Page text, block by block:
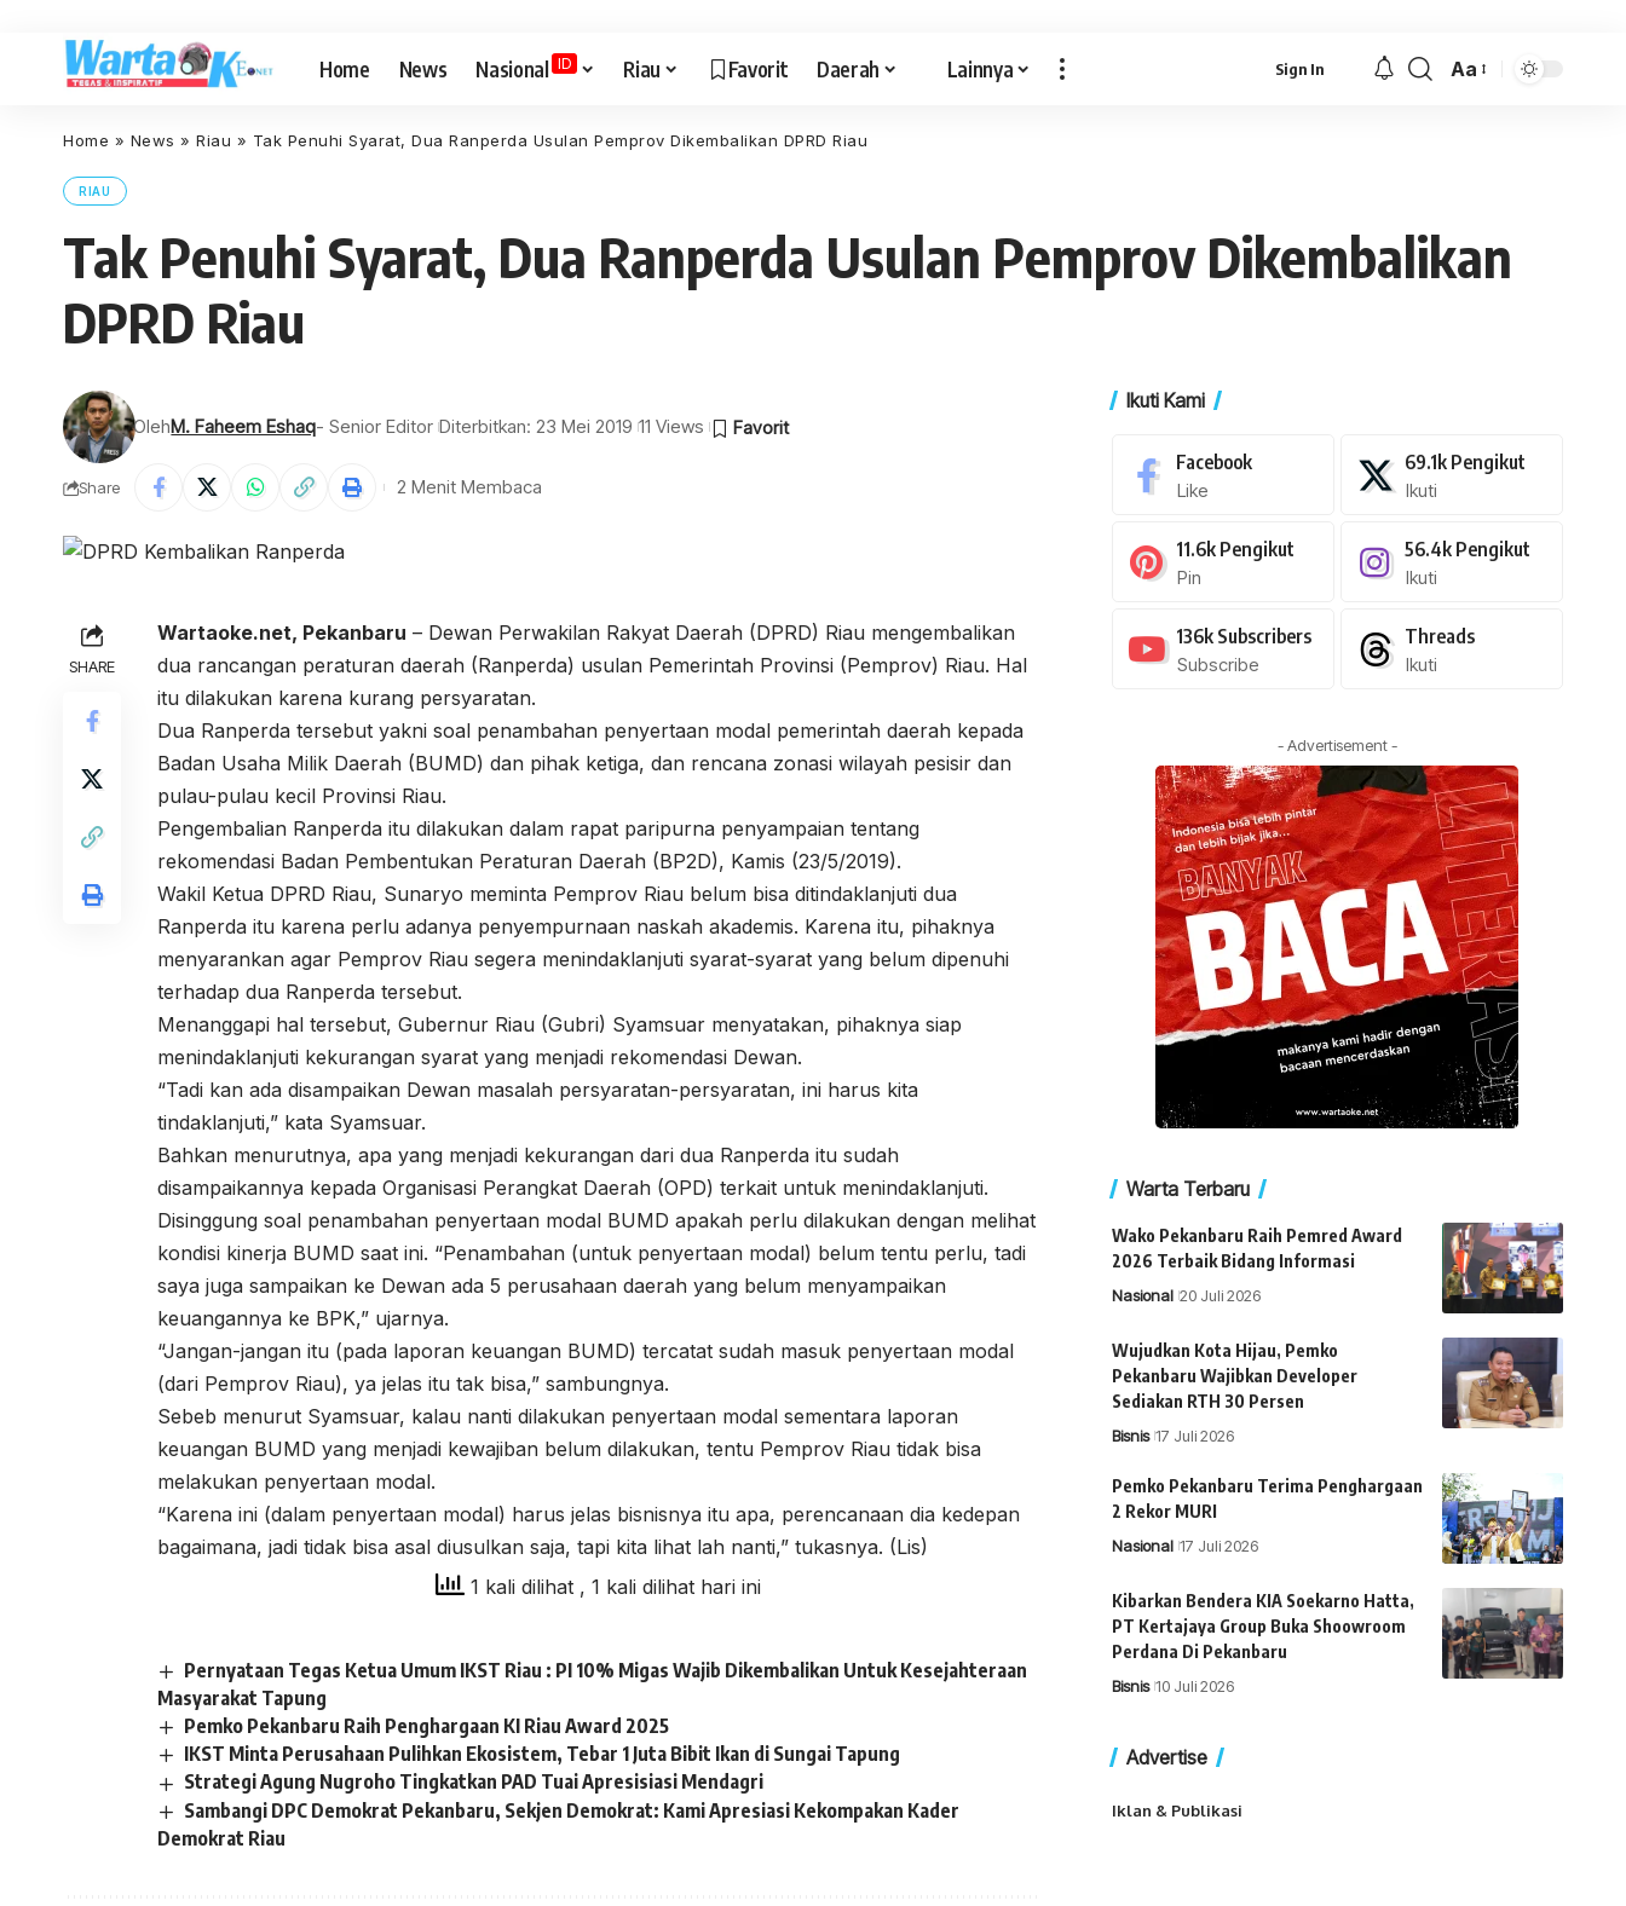
Home News Nasional ID Riau Favorit Daerah Lainnya Sign In
Font
Aa
Home » News » Riau » Tak Penuhi Syarat, Dua Ranperda Usulan Pemprov Dikembalikan DPRD Riau
RIAU
Tak Penuhi Syarat, Dua Ranperda Usulan Pemprov Dikembalikan
DPRD Riau
OlehM. Faheem Eshaq- Senior Editor Diterbitkan: 23 Mei 2019 11 Views
Share 2 Menit Membaca
SHARE
Wartaoke.net, Pekanbaru – Dewan Perwakilan Rakyat Daerah (DPRD) Riau mengembalikan
dua rancangan peraturan daerah (Ranperda) usulan Pemerintah Provinsi (Pemprov) Riau. Hal
itu dilakukan karena kurang persyaratan.
Dua Ranperda tersebut yakni soal penambahan penyertaan modal pemerintah daerah kepada
Badan Usaha Milik Daerah (BUMD) dan pihak ketiga, dan rencana zonasi wilayah pesisir dan
pulau-pulau kecil Provinsi Riau.
Pengembalian Ranperda itu dilakukan dalam rapat paripurna penyampaian tentang
rekomendasi Badan Pembentukan Peraturan Daerah (BP2D), Kamis (23/5/2019).
Wakil Ketua DPRD Riau, Sunaryo meminta Pemprov Riau belum bisa ditindaklanjuti dua
Ranperda itu karena perlu adanya penyempurnaan naskah akademis. Karena itu, pihaknya
menyarankan agar Pemprov Riau segera menindaklanjuti syarat-syarat yang belum dipenuhi
terhadap dua Ranperda tersebut.
Menanggapi hal tersebut, Gubernur Riau (Gubri) Syamsuar menyatakan, pihaknya siap
menindaklanjuti kekurangan syarat yang menjadi rekomendasi Dewan.
“Tadi kan ada disampaikan Dewan masalah persyaratan-persyaratan, ini harus kita
tindaklanjuti,” kata Syamsuar.
Bahkan menurutnya, apa yang menjadi kekurangan dari dua Ranperda itu sudah
disampaikannya kepada Organisasi Perangkat Daerah (OPD) terkait untuk menindaklanjuti.
Disinggung soal penambahan penyertaan modal BUMD apakah perlu dilakukan dengan melihat
kondisi kinerja BUMD saat ini. “Penambahan (untuk penyertaan modal) belum tentu perlu, tadi
saya juga sampaikan ke Dewan ada 5 perusahaan daerah yang belum menyampaikan
keuangannya ke BPK,” ujarnya.
“Jangan-jangan itu (pada laporan keuangan BUMD) tercatat sudah masuk penyertaan modal
(dari Pemprov Riau), ya jelas itu tak bisa,” sambungnya.
Sebeb menurut Syamsuar, kalau nanti dilakukan penyertaan modal sementara laporan
keuangan BUMD yang menjadi kewajiban belum dilakukan, tentu Pemprov Riau tidak bisa
melakukan penyertaan modal.
“Karena ini (dalam penyertaan modal) harus jelas bisnisnya itu apa, perencanaan dia kedepan
bagaimana, jadi tidak bisa asal diusulkan saja, tapi kita lihat lah nanti,” tukasnya. (Lis)
1 kali dilihat , 1 kali dilihat hari ini
Pernyataan Tegas Ketua Umum IKST Riau : PI 10% Migas Wajib Dikembalikan Untuk Kesejahteraan
Masyarakat Tapung
Pemko Pekanbaru Raih Penghargaan KI Riau Award 2025
IKST Minta Perusahaan Pulihkan Ekosistem, Tebar 1 Juta Bibit Ikan di Sungai Tapung
Strategi Agung Nugroho Tingkatkan PAD Tuai Apresisiasi Mendagri
Sambangi DPC Demokrat Pekanbaru, Sekjen Demokrat: Kami Apresiasi Kekompakan Kader
Demokrat Riau
Ikuti Kami
Facebook
Like
69.1k Pengikut
Ikuti
11.6k Pengikut
Pin
56.4k Pengikut
Ikuti
136k Subscribers
Subscribe
Threads
Ikuti
- Advertisement -
Warta Terbaru
Wako Pekanbaru Raih Pemred Award
2026 Terbaik Bidang Informasi
Nasional 20 Juli 2026
Wujudkan Kota Hijau, Pemko
Pekanbaru Wajibkan Developer
Sediakan RTH 30 Persen
Bisnis 17 Juli 2026
Pemko Pekanbaru Terima Penghargaan
2 Rekor MURI
Nasional 17 Juli 2026
Kibarkan Bendera KIA Soekarno Hatta,
PT Kertajaya Group Buka Shoowroom
Perdana Di Pekanbaru
Bisnis 10 Juli 2026
Advertise
Iklan & Publikasi